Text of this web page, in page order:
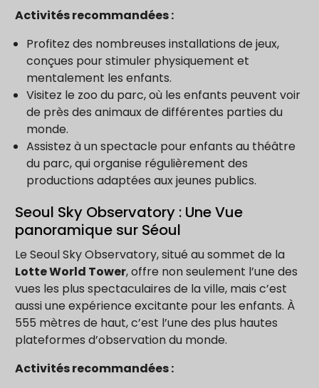
Activités recommandées :
Profitez des nombreuses installations de jeux,
conçues pour stimuler physiquement et
mentalement les enfants.
Visitez le zoo du parc, où les enfants peuvent voir
de près des animaux de différentes parties du
monde.
Assistez à un spectacle pour enfants au théâtre
du parc, qui organise régulièrement des
productions adaptées aux jeunes publics.
Seoul Sky Observatory : Une Vue
panoramique sur Séoul
Le Seoul Sky Observatory, situé au sommet de la
Lotte World Tower, offre non seulement l’une des
vues les plus spectaculaires de la ville, mais c’est
aussi une expérience excitante pour les enfants. À
555 mètres de haut, c’est l’une des plus hautes
plateformes d’observation du monde.
Activités recommandées :